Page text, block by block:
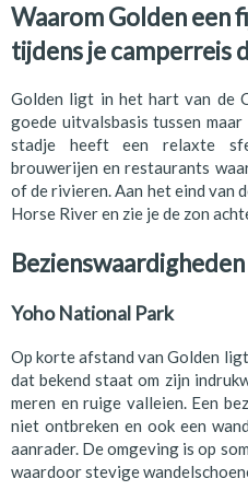
Waarom Golden een
tijdens je camperreis
Golden ligt in het hart van de
goede uitvalsbasis tussen
stadje heeft een relaxte
brouwerijen en restaurants
of de rivieren. Aan het eind van
Horse River en zie je de zon
Yoho National Park
Op korte afstand van Golden ligt
dat bekend staat om zijn
meren en ruige valleien. Een
niet ontbreken en ook een
aanrader. De omgeving is op
waardoor stevige